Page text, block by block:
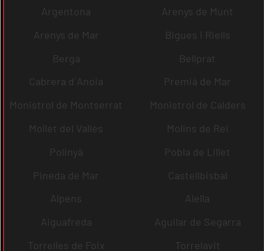
Argentona
Arenys de Munt
Arenys de Mar
Bigues i Riells
Berga
Bellprat
Cabrera d´Anoia
Premià de Mar
Monistrol de Montserrat
Monistrol de Calders
Mollet del Vallès
Molins de Rei
Polinyà
Pobla de Lillet
Pineda de Mar
Castellbisbal
Alpens
Alella
Aiguafreda
Aguilar de Segarra
Torrelles de Foix
Torrelavit